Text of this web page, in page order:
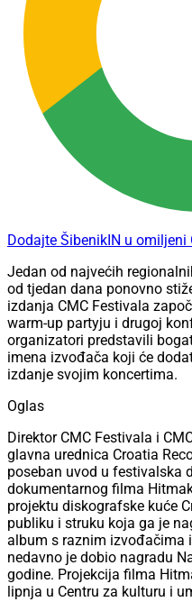
Dodajte ŠibenikIN u omiljeni
Jedan od najvećih
od tjedan dana ponovno
izdanja CMC Festivala
warm-up partyju i drugoj
organizatori predstavili
imena izvođača koji će
izdanje svojim koncertima.
Oglas
Direktor CMC Festivala i
glavna urednica Croatia
poseban uvod u festivalska
dokumentarnog filma
projektu diskografske kuće
publiku i struku koja ga je
album s raznim izvođačima
nedavno je dobio nagradu
godine. Projekcija filma
lipnja u Centru za kulturu i